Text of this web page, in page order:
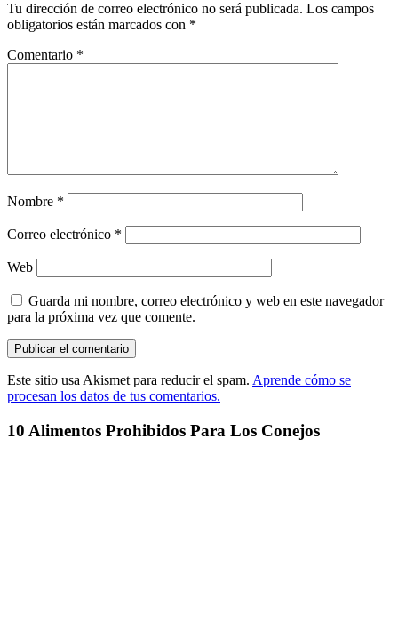
Tu dirección de correo electrónico no será publicada. Los campos
obligatorios están marcados con *
Comentario *
Nombre *
Correo electrónico *
Web
Guarda mi nombre, correo electrónico y web en este navegador
para la próxima vez que comente.
Este sitio usa Akismet para reducir el spam. Aprende cómo se
procesan los datos de tus comentarios.
10 Alimentos Prohibidos Para Los Conejos